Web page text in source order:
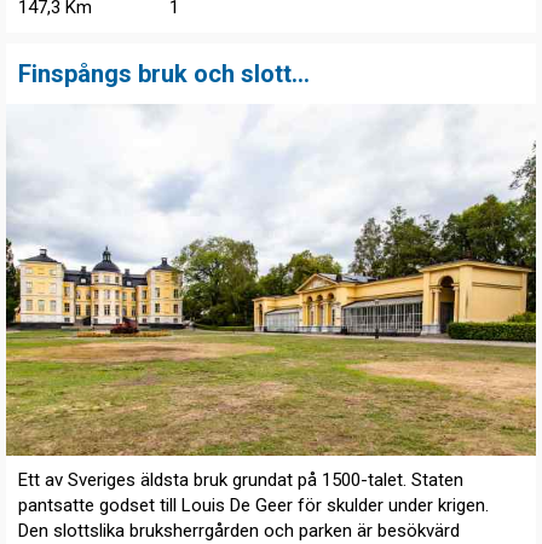
147,3 Km
1
Finspångs bruk och slott...
Ett av Sveriges äldsta bruk grundat på 1500-talet. Staten
pantsatte godset till Louis De Geer för skulder under krigen.
Den slottslika bruksherrgården och parken är besökvärd